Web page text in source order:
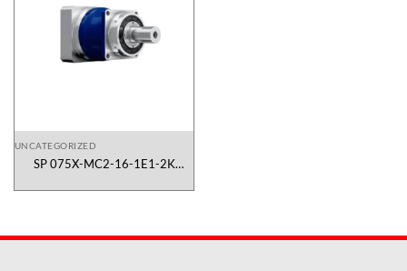
UNCATEGORIZED
SP 075X-MC2-16-1E1-2K